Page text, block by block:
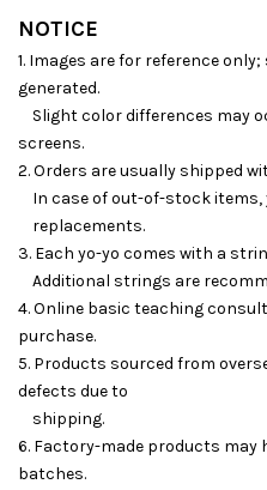
NOTICE
1. Images are for reference
generated.
Slight color differences may
screens.
2. Orders are usually shipped
In case of out-of-stock items,
replacements.
3. Each yo-yo comes with a
Additional strings are
4. Online basic teaching
purchase.
5. Products sourced from
defects due to
shipping.
6. Factory-made products may
batches.